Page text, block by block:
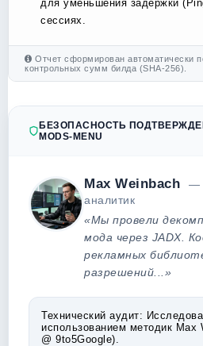
для уменьшения задержки
сессиях.
Отчет сформирован автоматически
контрольных сумм билда (SHA-256).
БЕЗОПАСНОСТЬ
MODS-MENU
Max Weinbach
—
аналитик
«Мы провели
мода через JADX.
рекламных
разрешений...»
Технический аудит:
использованием методик Max
@ 9to5Google).